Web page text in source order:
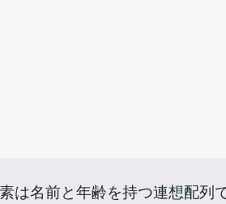
は名前と年齢を持つ連想配列で